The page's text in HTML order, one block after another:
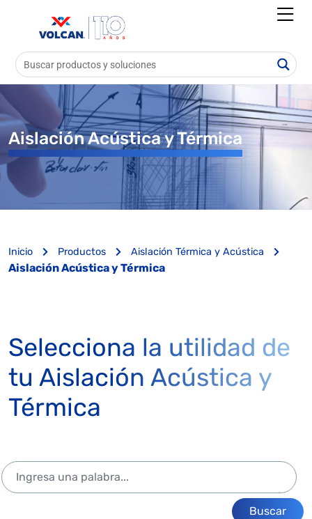
Aislación Acústica y Térmica
Inicio Productos Aislación Térmica y Acústica
Aislación Acústica y Térmica
Selecciona la utilidad de
tu Aislación Acústica y
Térmica
Buscar